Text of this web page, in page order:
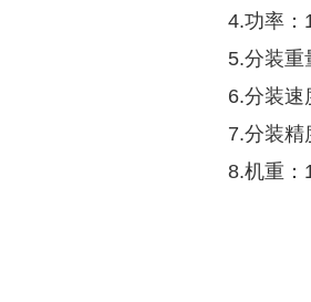
4.功率：
5.分装重
6.分装
7.分装精
8.机重：